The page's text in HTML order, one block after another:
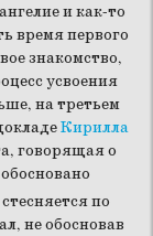
и как-то
время первого
знакомство,
усвоения
на третьем
Кирилла
говорящая о
по
не обосновав